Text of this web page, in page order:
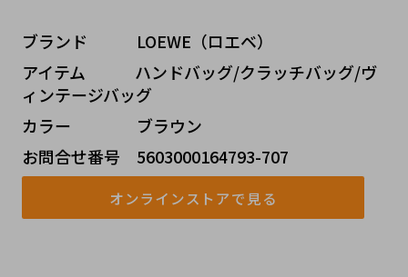
ブランド   LOEWE（ロエベ）
アイテム   ハンドバッグ/クラッチバッグ/ヴ
ィンテージバッグ
カラー    ブラウン
お問合せ番号 5603000164793-707
オンラインストアで見る